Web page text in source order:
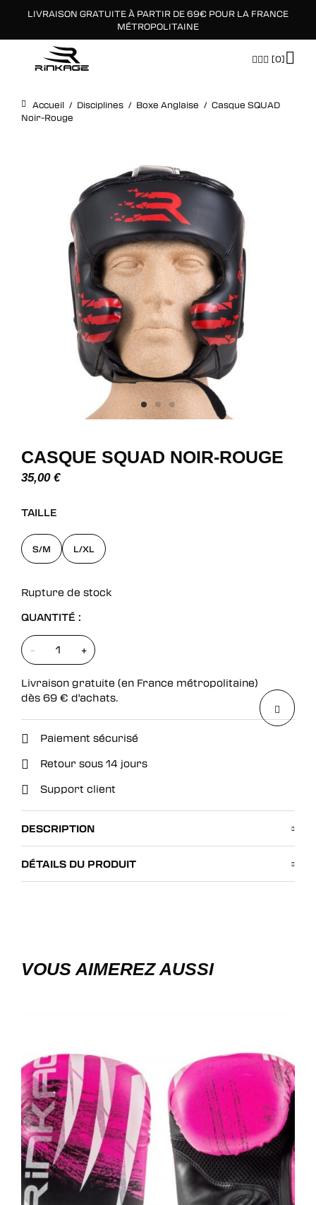
LIVRAISON GRATUITE À PARTIR DE 69€ POUR LA FRANCE
MÉTROPOLITAINE
[0]
Accueil / Disciplines / Boxe Anglaise / Casque SQUAD
Noir-Rouge
CASQUE SQUAD NOIR-ROUGE
35,00 €
TAILLE
S/M L/XL
Rupture de stock
QUANTITÉ :
- +
Livraison gratuite (en France métropolitaine)
dès 69 € d'achats.
Paiement sécurisé
Retour sous 14 jours
Support client
DESCRIPTION
DÉTAILS DU PRODUIT
VOUS AIMEREZ AUSSI